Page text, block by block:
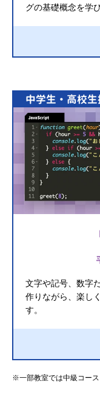
グの基礎概念を学
中学生・高校生
文字や記号、数字
作りながら、楽し
す。
※一部教室では中級コース